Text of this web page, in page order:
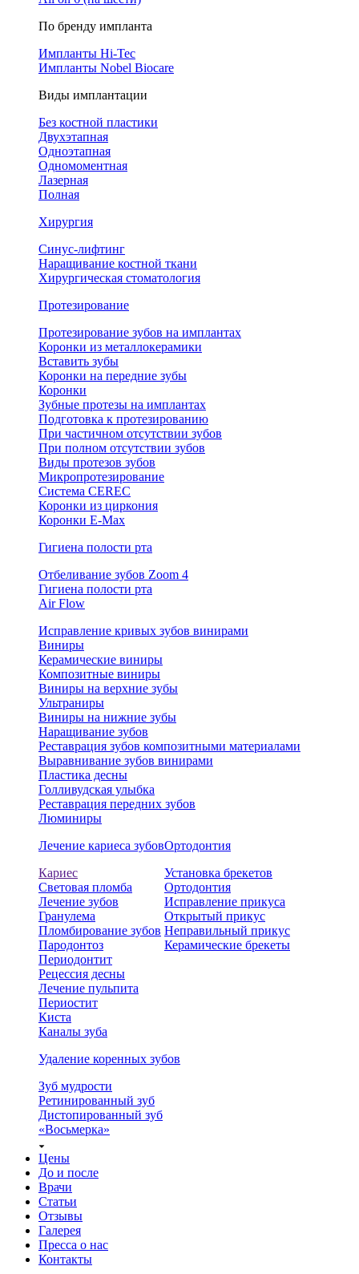
По бренду импланта
Импланты Hi-Tec
Импланты Nobel Biocare
Виды имплантации
Без костной пластики
Двухэтапная
Одноэтапная
Одномоментная
Лазерная
Полная
Хирургия
Синус-лифтинг
Наращивание костной ткани
Хирургическая стоматология
Протезирование
Протезирование зубов на имплантах
Коронки из металлокерамики
Вставить зубы
Коронки на передние зубы
Коронки
Зубные протезы на имплантах
Подготовка к протезированию
При частичном отсутствии зубов
При полном отсутствии зубов
Виды протезов зубов
Микропротезирование
Система CEREC
Коронки из циркония
Коронки E-Max
Гигиена полости рта
Отбеливание зубов Zoom 4
Гигиена полости рта
Air Flow
Исправление кривых зубов винирами
Виниры
Керамические виниры
Композитные виниры
Виниры на верхние зубы
Ультраниры
Виниры на нижние зубы
Наращивание зубов
Реставрация зубов композитными материалами
Выравнивание зубов винирами
Пластика десны
Голливудская улыбка
Реставрация передних зубов
Люминиры
Лечение кариеса зубов
Кариес
Световая пломба
Лечение зубов
Гранулема
Пломбирование зубов
Пародонтоз
Периодонтит
Рецессия десны
Лечение пульпита
Периостит
Киста
Каналы зуба
Ортодонтия
Установка брекетов
Ортодонтия
Исправление прикуса
Открытый прикус
Неправильный прикус
Керамические брекеты
Удаление коренных зубов
Зуб мудрости
Ретинированный зуб
Дистопированный зуб
«Восьмерка»
Цены
До и после
Врачи
Статьи
Отзывы
Галерея
Пресса о нас
Контакты